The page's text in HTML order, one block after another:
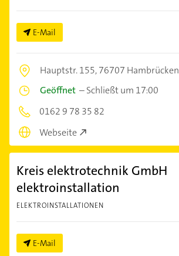
E-Mail
Hauptstr. 155,76707 Hambrücken
Geöffnet –Schließt um 17:00
0162 9 78 35 82
Webseite
Kreis elektrotechnik GmbH
elektroinstallation
ELEKTROINSTALLATIONEN
E-Mail